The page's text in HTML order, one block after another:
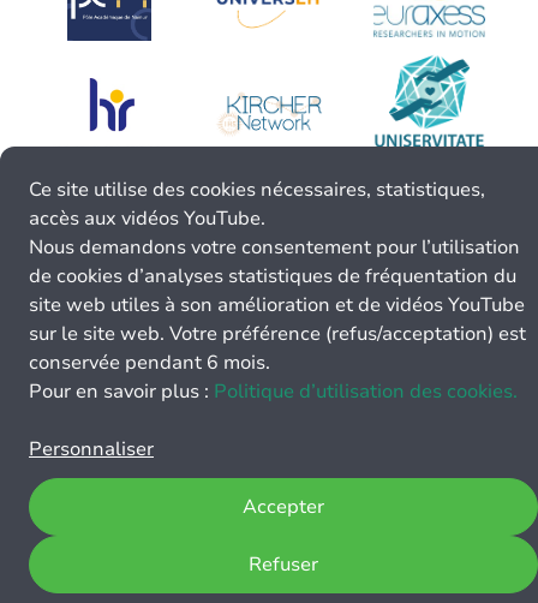
Ce site utilise des cookies nécessaires, statistiques,
accès aux vidéos YouTube.
Nous demandons votre consentement pour l’utilisation
de cookies d’analyses statistiques de fréquentation du
site web utiles à son amélioration et de vidéos YouTube
sur le site web. Votre préférence (refus/acceptation) est
conservée pendant 6 mois.
Pour en savoir plus : Politique d’utilisation des cookies.
Personnaliser
Refuser
Accepter